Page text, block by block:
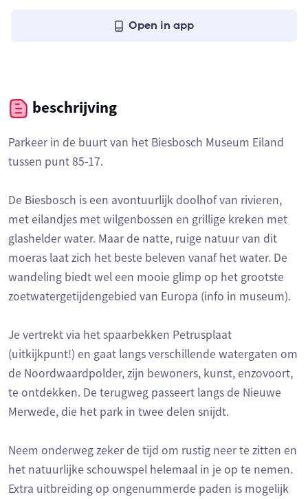
Open in app
beschrijving
Parkeer in de buurt van het Biesbosch Museum Eiland
tussen punt 85-17.
De Biesbosch is een avontuurlijk doolhof van rivieren,
met eilandjes met wilgenbossen en grillige kreken met
glashelder water. Maar de natte, ruige natuur van dit
moeras laat zich het beste beleven vanaf het water. De
wandeling biedt wel een mooie glimp op het grootste
zoetwatergetijdengebied van Europa (info in museum).
Je vertrekt via het spaarbekken Petrusplaat
(uitkijkpunt!) en gaat langs verschillende watergaten om
de Noordwaardpolder, zijn bewoners, kunst, enzovoort,
te ontdekken. De terugweg passeert langs de Nieuwe
Merwede, die het park in twee delen snijdt.
Neem onderweg zeker de tijd om rustig neer te zitten en
het natuurlijke schouwspel helemaal in je op te nemen.
Extra uitbreiding op ongenummerde paden is mogelijk